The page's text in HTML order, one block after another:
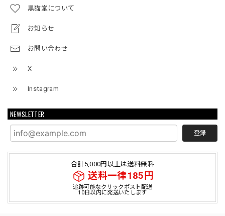
黒猫堂について
お知らせ
お問い合わせ
X
Instagram
NEWSLETTER
登録
合計5,000円以上は送料無料
送料一律185円
追跡可能なクリックポスト配送
10日以内に発送いたします